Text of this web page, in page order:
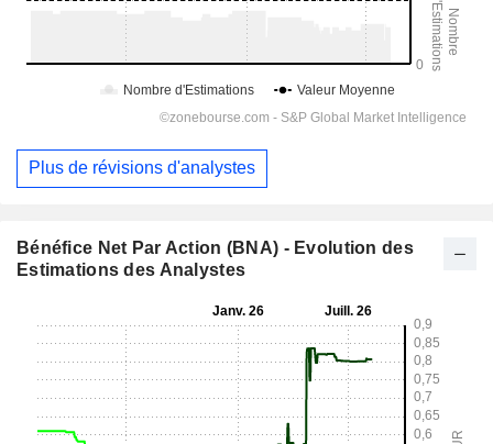
Plus de révisions d'analystes
Bénéfice Net Par Action (BNA) - Evolution des
Estimations des Analystes